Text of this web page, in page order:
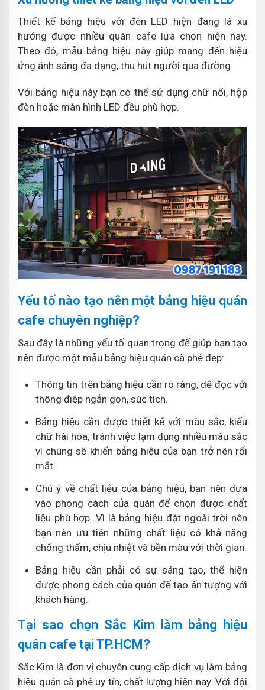
Thiết kế bảng hiệu với đèn LED hiện đang là xu
hướng được nhiều quán cafe lựa chọn hiện nay.
Theo đó, mẫu bảng hiệu này giúp mang đến hiệu
ứng ánh sáng đa dạng, thu hút người qua đường.
Với bảng hiệu này bạn có thể sử dụng chữ nổi, hộp
đèn hoặc màn hình LED đều phù hợp.
Yếu tố nào tạo nên một bảng hiệu quán
cafe chuyên nghiệp?
Sau đây là những yếu tố quan trọng để giúp bạn tạo
nên được một mẫu bảng hiệu quán cà phê đẹp:
Thông tin trên bảng hiệu cần rõ ràng, dễ đọc với
thông điệp ngắn gọn, súc tích.
Bảng hiệu cần được thiết kế với màu sắc, kiểu
chữ hài hòa, tránh việc lạm dụng nhiều màu sắc
vì chúng sẽ khiến bảng hiệu của bạn trở nên rối
mắt.
Chú ý về chất liệu của bảng hiệu, bạn nên dựa
vào phong cách của quán để chọn được chất
liệu phù hợp. Vì là bảng hiệu đặt ngoài trời nên
bạn nên ưu tiên những chất liệu có khả năng
chống thấm, chịu nhiệt và bền màu với thời gian.
Bảng hiệu cần phải có sự sáng tạo, thể hiện
được phong cách của quán để tạo ấn tượng với
khách hàng.
Tại sao chọn Sắc Kim làm bảng hiệu
quán cafe tại TP.HCM?
Sắc Kim là đơn vị chuyên cung cấp dịch vụ làm bảng
hiệu quán cà phê uy tín, chất lượng hiện nay. Với đội